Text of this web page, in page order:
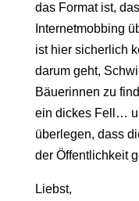
das Format ist,
Internetmobbing
ist hier sicherlich
darum geht,
Bäuerinnen zu
ein dickes Fell…
überlegen, dass
der Öffentlichkeit
Liebst,